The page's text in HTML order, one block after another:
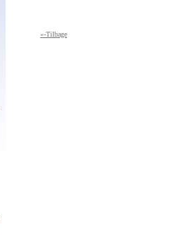
«-Tilbage